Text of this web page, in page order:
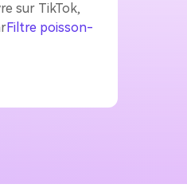
sur TikTok,
Filtre poisson-